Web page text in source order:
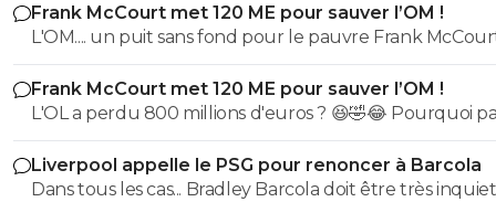
et bon vent a lui pour le reste de sa carrière ...
Frank McCourt met 120 ME pour sauver l’OM !
L'OM.... un puit sans fond pour le pauvre Frank
Frank McCourt met 120 ME pour sauver l’OM !
L'OL a perdu 800 millions d'euros ? 😆🤣😂 Pourquoi pas un
milliard tant que tu y es ! ^^
Liverpool appelle le PSG pour renoncer à Barcola
Dans tous les cas... Bradley Barcola doit être très inquiet.